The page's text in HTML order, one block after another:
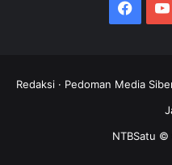
Redaksi · Pedoman Media
NTBSatu